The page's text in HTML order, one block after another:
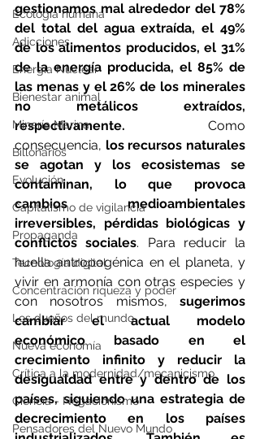
Ecología humana
Adicciones
Energía Nuclear
Bienestar animal
Minería Marina
Billonarios
Evolución
Capitalismo de vigilancia
Propaganda
Tecnología digital
Concentración riqueza y poder
Los dueños del mundo
Nueva economía
Crítica a la modernidad/mecanicismo
Ciencia - Negacionismo
Pensadores del Nuevo Mundo
gestionamos mal alrededor del 78%
del total del agua extraída, el 49%
de los alimentos producidos, el 31%
de la energía producida, el 85% de
las menas y el 26% de los minerales
no metálicos extraídos,
respectivamente. Como
consecuencia, los recursos naturales
se agotan y los ecosistemas se
contaminan, lo que provoca
cambios medioambientales
irreversibles, pérdidas biológicas y
conflictos sociales. Para reducir la
huella antropogénica en el planeta, y
vivir en armonía con otras especies y
con nosotros mismos, sugerimos
cambiar el actual modelo
económico basado en el
crecimiento infinito y reducir la
desigualdad entre y dentro de los
países, siguiendo una estrategia de
decrecimiento en los países